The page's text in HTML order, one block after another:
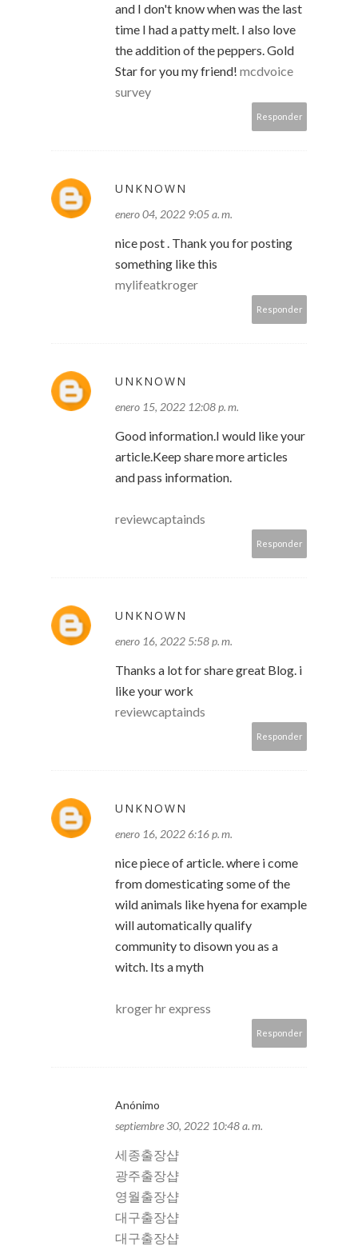
and I don't know when was the last
time I had a patty melt. I also love
the addition of the peppers. Gold
Star for you my friend! mcdvoice
survey
Responder
UNKNOWN
enero 04, 2022 9:05 a. m.
nice post . Thank you for posting
something like this
mylifeatkroger
Responder
UNKNOWN
enero 15, 2022 12:08 p. m.
Good information.I would like your
article.Keep share more articles
and pass information.
reviewcaptainds
Responder
UNKNOWN
enero 16, 2022 5:58 p. m.
Thanks a lot for share great Blog. i
like your work
reviewcaptainds
Responder
UNKNOWN
enero 16, 2022 6:16 p. m.
nice piece of article. where i come
from domesticating some of the
wild animals like hyena for example
will automatically qualify
community to disown you as a
witch. Its a myth
kroger hr express
Responder
Anónimo
septiembre 30, 2022 10:48 a. m.
세종출장샵
광주출장샵
영월출장샵
대구출장샵
대구출장샵